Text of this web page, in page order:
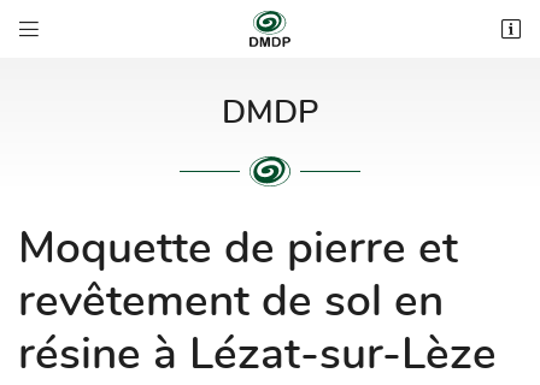
 
 Adresse email de réception
DMDP
Moquette de pierre et
revêtement de sol en
résine à Lézat-sur-Lèze